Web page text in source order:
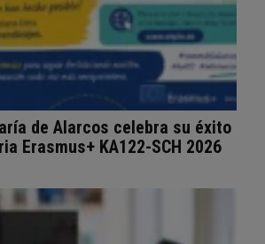
de Alarcos celebra su éxito
Erasmus+ KA122-SCH 2026